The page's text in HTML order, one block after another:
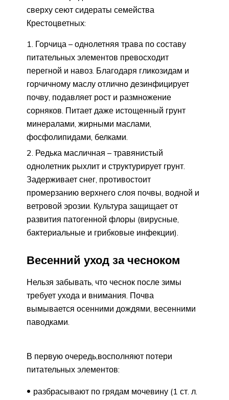
сверху сеют сидераты семейства
Крестоцветных:
Горчица – однолетняя трава по составу
питательных элементов превосходит
перегной и навоз. Благодаря гликозидам и
горчичному маслу отлично дезинфицирует
почву, подавляет рост и размножение
сорняков. Питает даже истощенный грунт
минералами, жирными маслами,
фосфолипидами, белками.
Редька масличная – травянистый
однолетник рыхлит и структурирует грунт.
Задерживает снег, противостоит
промерзанию верхнего слоя почвы, водной и
ветровой эрозии. Культура защищает от
развития патогенной флоры (вирусные,
бактериальные и грибковые инфекции).
Весенний уход за чесноком
Нельзя забывать, что чеснок после зимы
требует ухода и внимания. Почва
вымывается осенними дождями, весенними
паводками.
В первую очередь,восполняют потери
питательных элементов:
разбрасывают по грядам мочевину (1 ст. л.